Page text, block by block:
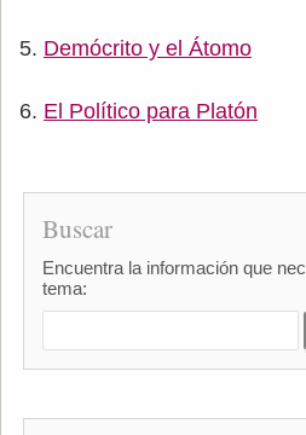
Demócrito y el Átomo
El Político para Platón
Buscar
Encuentra la información que
tema: